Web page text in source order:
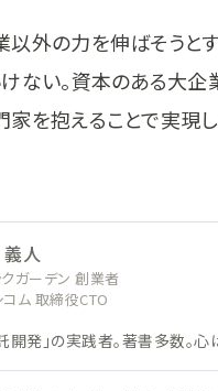
以外の力を伸ばそうと
ない。資本のある大
を抱えることで実現
人
クガーデン 創業者
コム 取締役CTO
開発」の実践者。著書多数。心